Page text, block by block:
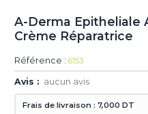
A-Derma Epitheliale
Crème Réparatrice
Référence : 6153
Avis : aucun avis
Frais de livraison : 7,000 DT